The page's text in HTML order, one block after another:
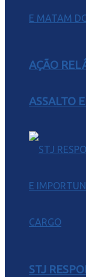
AÇÃO
ASSALTO
STJ